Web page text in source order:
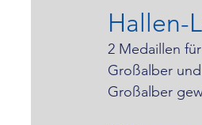
Hallen-
2 Medaillen
Großalber
Großalber